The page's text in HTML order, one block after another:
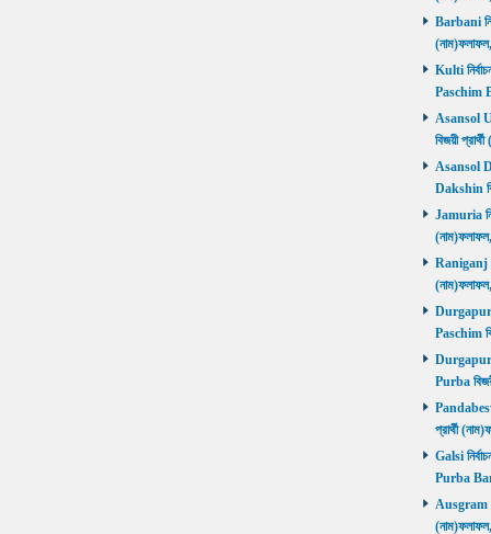
Barbani
Kulti
Paschim
Asansol
বিজয়ী
Asansol
Dakshin
Jamuria
Raniganj
Durgapur
Paschim
Durgapur
Purba
প্রার্থী
Galsi
Purba
Ausgram